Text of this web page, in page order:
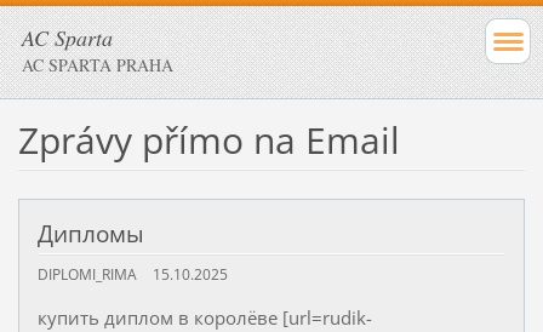
AC Sparta
AC SPARTA PRAHA
Zprávy přímo na Email
Дипломы
DIPLOMI_RIMA 15.10.2025
купить диплом в королёве [url=rudik-